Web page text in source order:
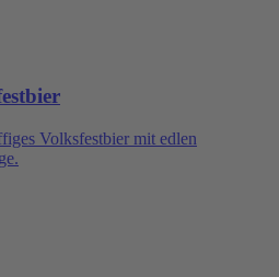
Volksfestbier mit edlen